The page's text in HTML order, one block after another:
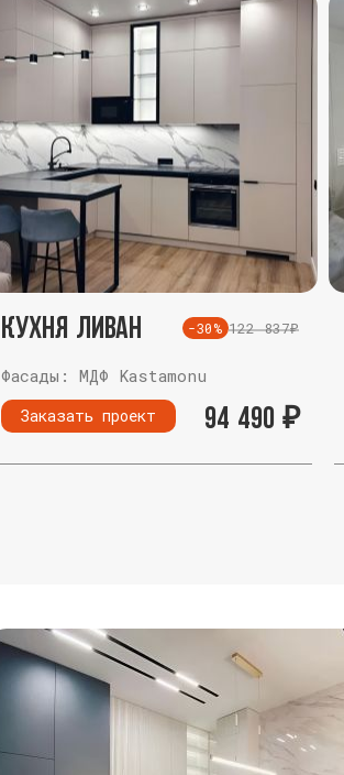
Кухня Ливан -30% 122 837₽
Фасады: МДФ Kastamonu
Заказать проект 94 490 ₽